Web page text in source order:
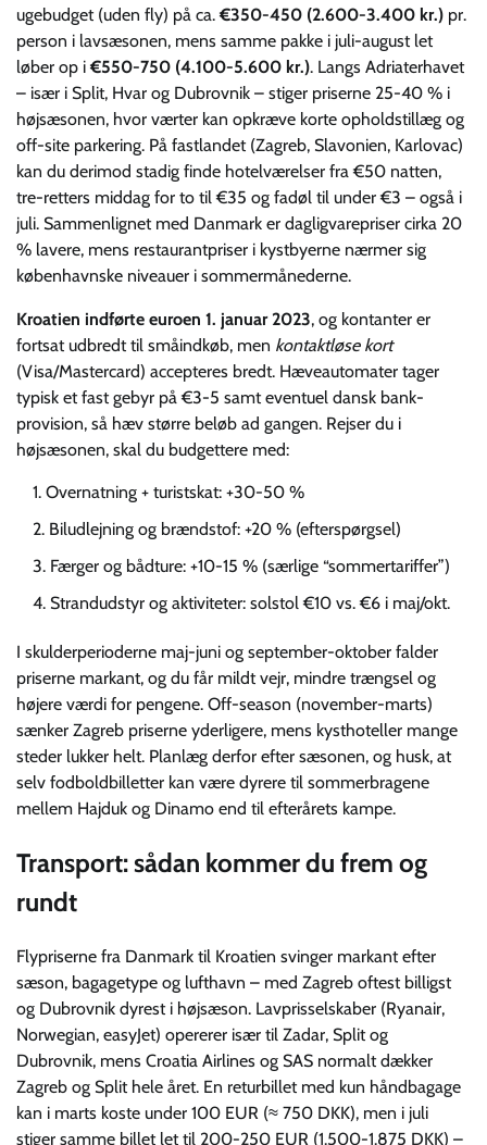
uge­budget (uden fly) på ca. €350-450 (2.600-3.400 kr.) pr.
person i lavsæsonen, mens samme pakke i juli-august let
løber op i €550-750 (4.100-5.600 kr.). Langs Adriaterhavet
– især i Split, Hvar og Dubrovnik – stiger priserne 25-40 % i
højsæsonen, hvor værter kan opkræve korte opholdstillæg og
off-site parkering. På fastlandet (Zagreb, Slavonien, Karlovac)
kan du derimod stadig finde hotelværelser fra €50 natten,
tre-retters middag for to til €35 og fadøl til under €3 – også i
juli. Sammenlignet med Danmark er dagligvare­priser cirka 20
% lavere, mens restaurantpriser i kystbyerne nærmer sig
københavnske niveauer i sommer­månederne.
Kroatien indførte euroen 1. januar 2023, og kontanter er
fortsat udbredt til småindkøb, men kontaktløse kort
(Visa/Mastercard) accepteres bredt. Hæveautomater tager
typisk et fast gebyr på €3-5 samt eventuel dansk bank­
provision, så hæv større beløb ad gangen. Rejser du i
højsæsonen, skal du budgettere med:
Overnatning + turistskat: +30-50 %
Biludlejning og brændstof: +20 % (efterspørgsel)
Færger og bådture: +10-15 % (særlige “sommer­tariffer”)
Strand­udstyr og aktiviteter: solstol €10 vs. €6 i maj/okt.
I skulder­perioderne maj-juni og september-oktober falder
priserne markant, og du får mildt vejr, mindre trængsel og
højere værdi for pengene. Off-season (november-marts)
sænker Zagreb priserne yderligere, mens kyst­hoteller mange
steder lukker helt. Planlæg derfor efter sæsonen, og husk, at
selv fodbold­billetter kan være dyrere til sommer­bragene
mellem Hajduk og Dinamo end til efterårets kampe.
Transport: sådan kommer du frem og
rundt
Flypriserne fra Danmark til Kroatien svinger markant efter
sæson, bagagetype og lufthavn – med Zagreb oftest billigst
og Dubrovnik dyrest i højsæson. Lavprisselskaber (Ryanair,
Norwegian, easyJet) opererer især til Zadar, Split og
Dubrovnik, mens Croatia Airlines og SAS normalt dækker
Zagreb og Split hele året. En retur­billet med kun håndbagage
kan i marts koste under 100 EUR (≈ 750 DKK), men i juli
stiger samme billet let til 200-250 EUR (1.500-1.875 DKK) –